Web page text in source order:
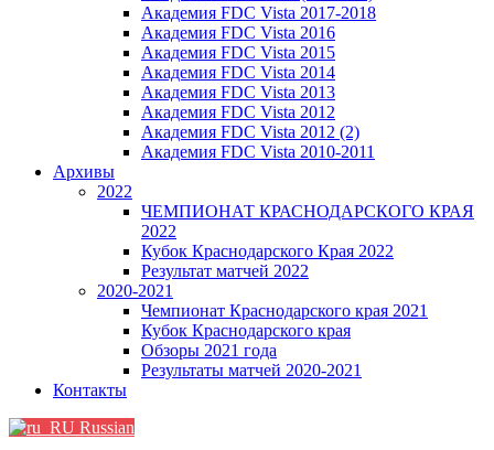
Академия FDC Vista 2017-2018
Академия FDC Vista 2016
Академия FDC Vista 2015
Академия FDC Vista 2014
Академия FDC Vista 2013
Академия FDC Vista 2012
Академия FDC Vista 2012 (2)
Академия FDC Vista 2010-2011
Архивы
2022
ЧЕМПИОНАТ КРАСНОДАРСКОГО КРАЯ
2022
Кубок Краснодарского Края 2022
Результат матчей 2022
2020-2021
Чемпионат Краснодарского края 2021
Кубок Краснодарского края
Обзоры 2021 года
Результаты матчей 2020-2021
Контакты
Russian